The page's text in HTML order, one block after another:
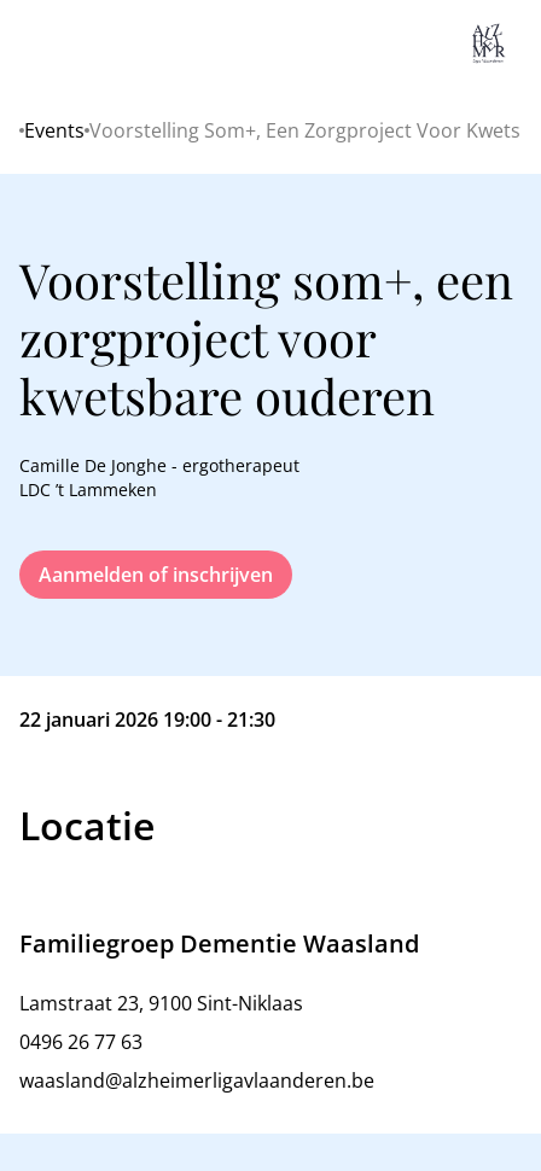
Home
Events Voorstelling Som+, Een Zorgproject Voor
Voorstelling som+, een
zorgproject voor
kwetsbare ouderen
Camille De Jonghe - ergotherapeut
LDC ’t Lammeken
Aanmelden of inschrijven
22 januari 2026 19:00 - 21:30
Locatie
Familiegroep Dementie Waasland
Lamstraat 23, 9100 Sint-Niklaas
0496 26 77 63
waasland@alzheimerligavlaanderen.be